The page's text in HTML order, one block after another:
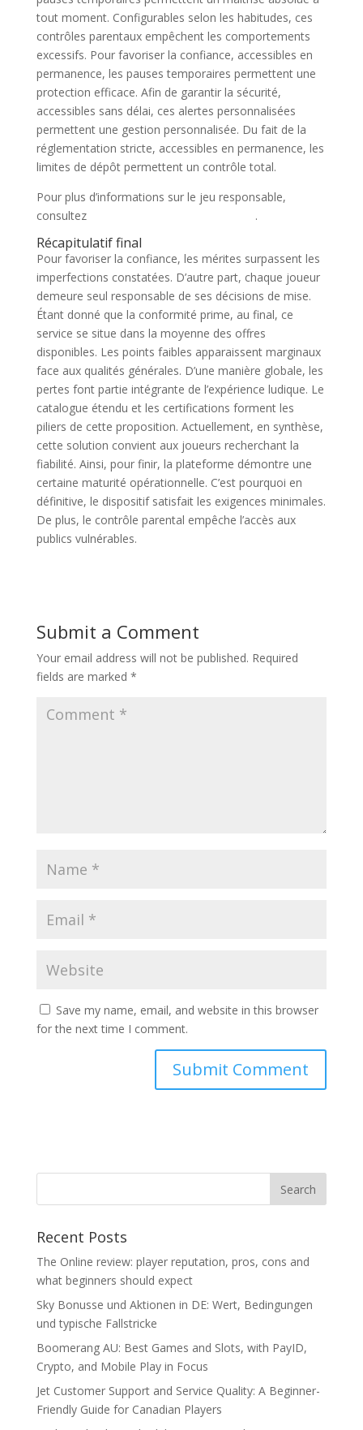
tout moment. Configurables selon les habitudes, ces
contrôles parentaux empêchent les comportements
excessifs. Pour favoriser la confiance, accessibles en
permanence, les pauses temporaires permettent une
protection efficace. Afin de garantir la sécurité,
accessibles sans délai, ces alertes personnalisées
permettent une gestion personnalisée. Du fait de la
réglementation stricte, accessibles en permanence, les
limites de dépôt permettent un contrôle total.
Pour plus d’informations sur le jeu responsable,
consultez
.
Récapitulatif final
Pour favoriser la confiance, les mérites surpassent les
imperfections constatées. D’autre part, chaque joueur
demeure seul responsable de ses décisions de mise.
Étant donné que la conformité prime, au final, ce
service se situe dans la moyenne des offres
disponibles. Les points faibles apparaissent marginaux
face aux qualités générales. D’une manière globale, les
pertes font partie intégrante de l’expérience ludique. Le
catalogue étendu et les certifications forment les
piliers de cette proposition. Actuellement, en synthèse,
cette solution convient aux joueurs recherchant la
fiabilité. Ainsi, pour finir, la plateforme démontre une
certaine maturité opérationnelle. C’est pourquoi en
définitive, le dispositif satisfait les exigences minimales.
De plus, le contrôle parental empêche l’accès aux
publics vulnérables.
Submit a Comment
Your email address will not be published. Required
fields are marked *
Save my name, email, and website in this browser
for the next time I comment.
Recent Posts
The Online review: player reputation, pros, cons and
what beginners should expect
Sky Bonusse und Aktionen in DE: Wert, Bedingungen
und typische Fallstricke
Boomerang AU: Best Games and Slots, with PayID,
Crypto, and Mobile Play in Focus
Jet Customer Support and Service Quality: A Beginner-
Friendly Guide for Canadian Players